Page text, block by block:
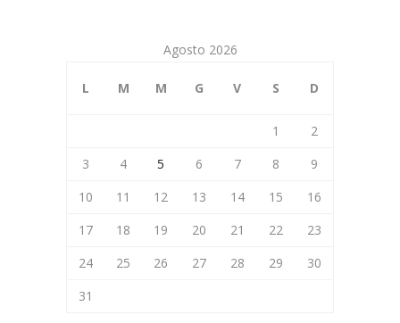
Agosto 2026
L M M G V S D
1
2
3
4 5 6 7 8
9
10
11 12 13 14 15
16
17
18 19 20 21 22
23
24
25 26 27 28 29
30
31